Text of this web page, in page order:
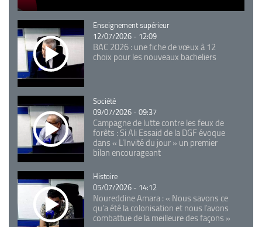
Catégorie
Enseignement supérieur
12/07/2026 - 12:09
BAC 2026 : une fiche de vœux à 12
choix pour les nouveaux bacheliers
Catégorie
Société
09/07/2026 - 09:37
Campagne de lutte contre les feux de
forêts : Si Ali Essaid de la DGF évoque
dans « L'Invité du jour » un premier
bilan encourageant
Catégorie
Histoire
05/07/2026 - 14:12
Noureddine Amara : « Nous savons ce
qu’a été la colonisation et nous l’avons
combattue de la meilleure des façons »